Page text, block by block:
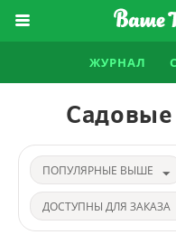
ЖУРНАЛ
ДОСТУПНЫ ДЛЯ ЗАКАЗА
ПОПУЛЯРНЫЕ ВЫШЕ